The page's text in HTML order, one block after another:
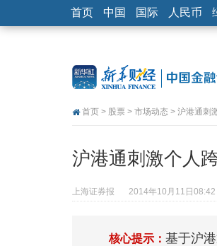
首页 中国 国际 人民币
首页 > 股票 > 市场动态 > 沪港通刺
沪港通刺激个人
上海证券报 2014年10月11日08:42
核心提示： 基于沪